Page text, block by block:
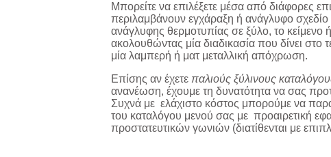
Μπορείτε να επιλέξετε μέσα από διάφορες
περιλαμβάνουν εγχάραξη ή ανάγλυφο
ανάγλυφης θερμοτυπίας σε ξύλο, το κείμενο ή
ακολουθώντας μία διαδικασία που δίνει
μία λαμπερή ή ματ μεταλλική απόχρωση.
Επίσης αν έχετε παλιούς ξύλινους
ανανέωση, έχουμε τη δυνατότητα να σας
Συχνά με ελάχιστο κόστος μπορούμε να
του καταλόγου μενού σας με προαιρετική
προστατευτικών γωνιών (διατίθενται με